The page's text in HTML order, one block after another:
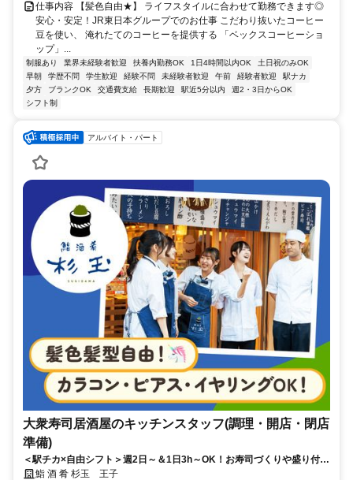
仕事内容 【髪色自由★】 ライフスタイルに合わせて勤務できます◎
安心・安定！JR東日本グループでのお仕事 こだわり抜いたコーヒー
豆を使い、 淹れたてのコーヒーを提供する 「ベックスコーヒーショ
ップ」...
制服あり 業界未経験者歓迎 扶養内勤務OK 1日4時間以内OK
土日祝のみOK
早朝
学歴不問 学生歓迎 経験不問 未経験者歓迎 午前 経験者歓迎
駅ナカ
夕方
ブランクOK 交通費支給 長期歓迎 駅近5分以内
週2・3日からOK
シフト制
アルバイト・パート
大衆寿司居酒屋のキッチンスタッフ(調理・開店・閉店
準備)
＜駅チカ×自由シフト＞週2日～＆1日3h～OK！お寿司づくりや盛り付け
などコツコツ働ける
鮨 酒 肴 杉玉 王子